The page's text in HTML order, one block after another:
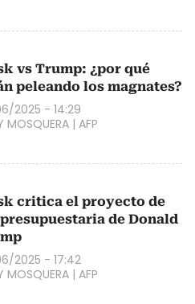
vs Trump: ¿por qué
peleando los magnates?
2025 - 14:29
MOSQUERA | AFP
critica el proyecto de
de Donald
2025 - 17:42
MOSQUERA | AFP